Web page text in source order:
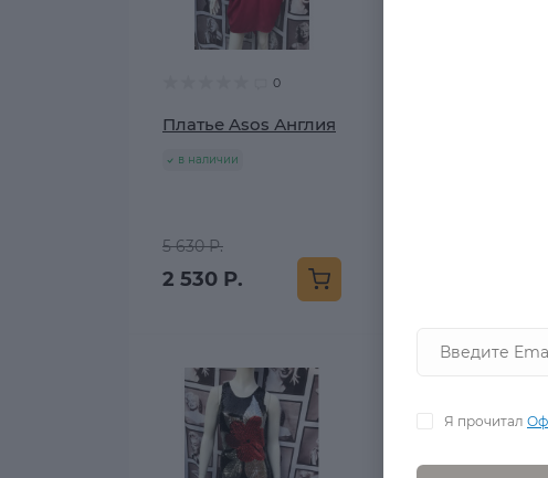
0
Платье Asos Англия
в наличии
5 630 Р.
2 530 Р.
Я прочитал